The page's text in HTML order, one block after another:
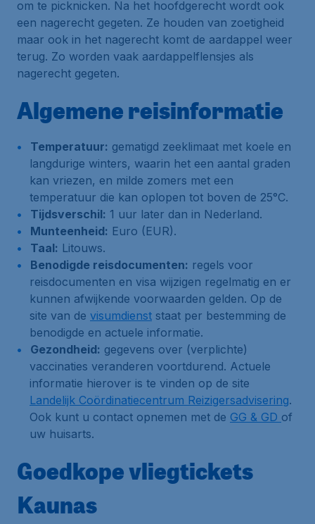
om te picknicken. Na het hoofdgerecht wordt ook
een nagerecht gegeten. Ze houden van zoetigheid
maar ook in het nagerecht komt de aardappel weer
terug. Zo worden vaak aardappelflensjes als
nagerecht gegeten.
Algemene reisinformatie
Temperatuur: gematigd zeeklimaat met koele en
langdurige winters, waarin het een aantal graden
kan vriezen, en milde zomers met een
temperatuur die kan oplopen tot boven de 25°C.
Tijdsverschil: 1 uur later dan in Nederland.
Munteenheid: Euro (EUR).
Taal: Litouws.
Benodigde reisdocumenten: regels voor
reisdocumenten en visa wijzigen regelmatig en er
kunnen afwijkende voorwaarden gelden. Op de
site van de visumdienst staat per bestemming de
benodigde en actuele informatie.
Gezondheid: gegevens over (verplichte)
vaccinaties veranderen voortdurend. Actuele
informatie hierover is te vinden op de site
Landelijk Coördinatiecentrum Reizigersadvisering.
Ook kunt u contact opnemen met de GG & GD of
uw huisarts.
Goedkope vliegtickets
Kaunas